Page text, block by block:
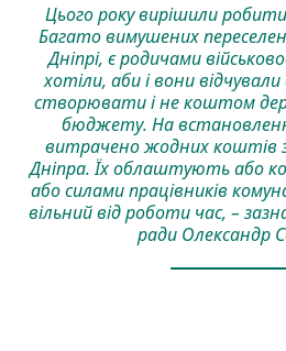
Цього року вирішили
Багато вимушених
Дніпрі, є родичами
хотіли, аби і вони
створювати і не коштом
бюджету. На
витрачено жодних коштів
Дніпра. Їх облаштують або
або силами працівників
вільний від роботи час, –
ради Олександр